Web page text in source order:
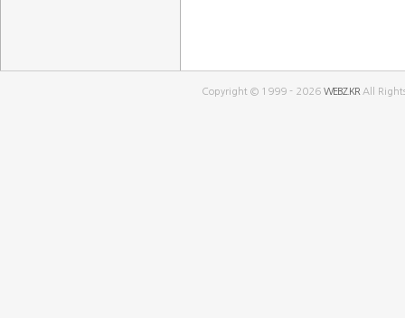
Copyright © 1999 - 2026WEBZ.KR All